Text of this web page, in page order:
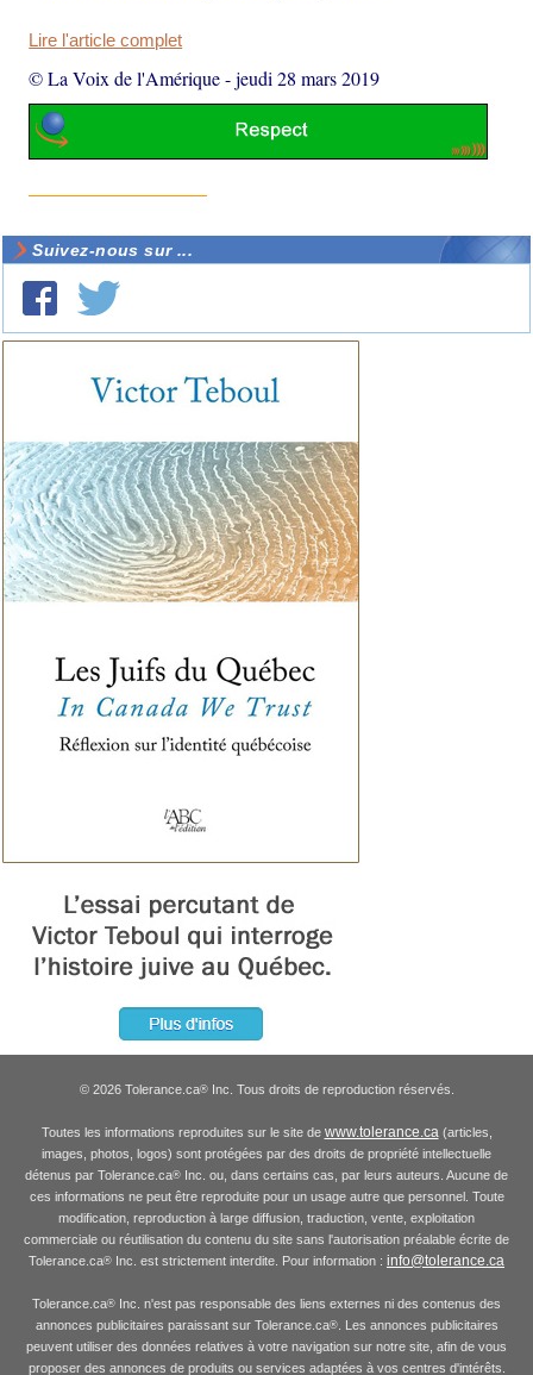
Lire l'article complet
© La Voix de l'Amérique-jeudi 28 mars 2019
Suivez-nous sur ...
© 2026 Tolerance.ca®Inc. Tous droits de reproduction réservés.
Toutes les informations reproduites sur le site de www.tolerance.ca(articles,
images, photos, logos) sont protégées par des droits de propriété intellectuelle
détenus par Tolerance.ca® Inc. ou, dans certains cas, par leurs auteurs. Aucune de
ces informations ne peut être reproduite pour un usage autre que personnel. Toute
modification, reproduction à large diffusion, traduction, vente, exploitation
commerciale ou réutilisation du contenu du site sans l'autorisation préalable écrite de
Tolerance.ca® Inc. est strictement interdite. Pour information : info@tolerance.ca
Tolerance.ca® Inc. n'est pas responsable des liens externes ni des contenus des
annonces publicitaires paraissant sur Tolerance.ca®. Les annonces publicitaires
peuvent utiliser des données relatives à votre navigation sur notre site, afin de vous
proposer des annonces de produits ou services adaptées à vos centres d'intérêts.